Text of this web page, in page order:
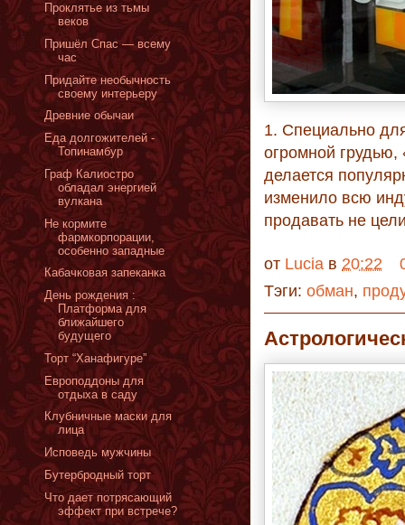
1. Специально
огромной
делается
изменило всю
продавать не
от Lucia в 20:22
Тэги: обман,
Проклятье из тьмы
веков
Пришёл Спас — всему
час
Придайте необычность
своему интерьеру
Древние обычаи
Еда долгожителей -
Топинамбур
Граф Калиостро
обладал энергией
вулкана
Не кормите
фармкорпорации,
особенно западные
Кабачковая запеканка
День рождения :
Платформа для
ближайшего
будущего
Торт “Ханафигуре”
Европоддоны для
отдыха в саду
Клубничные маски для
лица
Исповедь мужчины
Бутербродный торт
Что дает потрясающий
эффект при встрече?